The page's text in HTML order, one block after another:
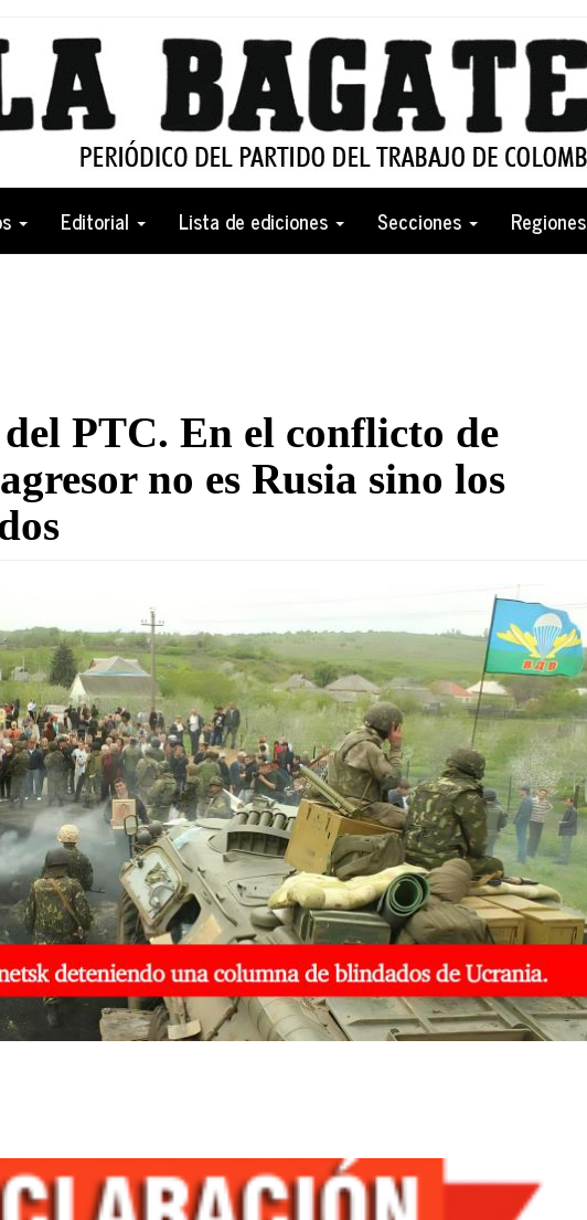
Editorial Lista de ediciones Secciones Regiones
PTC. En el conflicto de
no es Rusia sino los